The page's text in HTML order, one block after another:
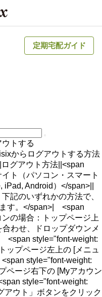
定期宅配ガイド
トする
からログアウトする方法
グアウト方法||<span
ト（パソコン・スマート
Android）</span>||
記のいずれかの方法で、
す。</span>| <span
の場合：トップページ上
わせ、ドロップダウンメ
<span style="font-weight:
ップページ左上の [メニュ
style="font-weight:
ページ右下の [Myアカウン
style="font-weight:
アウト」ボタンをクリック